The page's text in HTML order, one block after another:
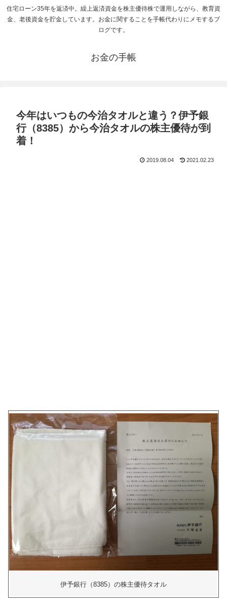
住宅ローン35年を返済中。繰上返済資金を株主優待株で運用しながら、教育資
金、老後資金を貯金しています。お金に関することを手帳代わりにメモするブ
ログです。
お金の手帳
今年はいつもの今治タオルと違う？伊予銀
行（8385）から今治タオルの株主優待が到
着！
2019.08.04 2021.02.23
伊予銀行（8385）の株主優待タオル